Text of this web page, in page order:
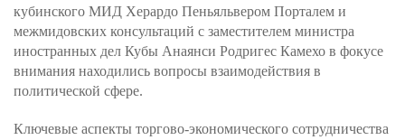
кубинского МИД Херардо Пеньяльвером Порталем и
межмидовских консультаций с заместителем министра
иностранных дел Кубы Анаянси Родригес Камехо в фокусе
внимания находились вопросы взаимодействия в
политической сфере.
Ключевые аспекты торгово-экономического сотрудничества